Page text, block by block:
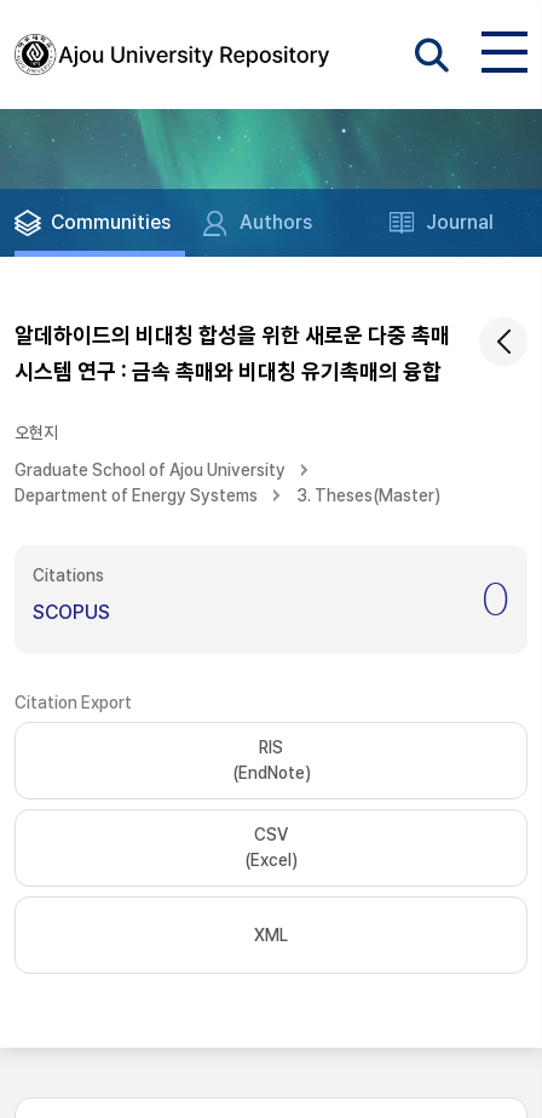
Communities Authors Journal
알데하이드의 비대칭 합성을 위한 새로운 다중 촉매
시스템 연구 : 금속 촉매와 비대칭 유기촉매의 융합
오현지
Graduate School of Ajou University
Department of Energy Systems
3. Theses(Master)
Citations
SCOPUS 0
Citation Export
RIS
(EndNote)
CSV
(Excel)
XML